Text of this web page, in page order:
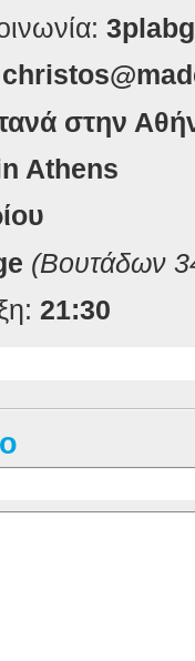
3
christos@
στην
Athens
(Βουτάδων
21:30